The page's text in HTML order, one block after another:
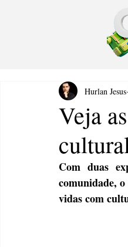
Veja
Hurlan Jesus
Com duas
comunidade,
vidas com